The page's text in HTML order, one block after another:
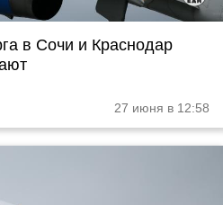
в Сочи и Краснодар
27 июня в 12:58